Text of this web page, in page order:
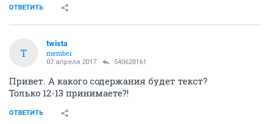
ОТВЕТИТЬ
T
twista
member
07 апреля 2017 540628161
Привет. А какого содержания будет текст?
Только 12-13 принимаете?!
ОТВЕТИТЬ